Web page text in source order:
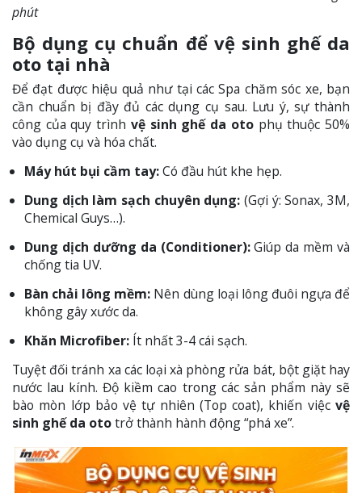
phút
Bộ dụng cụ chuẩn để vệ sinh ghế da
oto tại nhà
Để đạt được hiệu quả như tại các Spa chăm sóc xe, bạn
cần chuẩn bị đầy đủ các dụng cụ sau. Lưu ý, sự thành
công của quy trình vệ sinh ghế da otophụ thuộc 50%
vào dụng cụ và hóa chất.
Máy hút bụi cầm tay:Có đầu hút khe hẹp.
Dung dịch làm sạch chuyên dụng: (Gợi ý: Sonax, 3M,
Chemical Guys…).
Dung dịch dưỡng da (Conditioner):Giúp da mềm và
chống tia UV.
Bàn chải lông mềm: Nên dùng loại lông đuôi ngựa để
không gây xước da.
Khăn Microfiber: Ít nhất 3-4 cái sạch.
Tuyệt đối tránh xa các loại xà phòng rửa bát, bột giặt hay
nước lau kính. Độ kiềm cao trong các sản phẩm này sẽ
bào mòn lớp bảo vệ tự nhiên (Top coat), khiến việc vệ
sinh ghế da ototrở thành hành động “phá xe”.